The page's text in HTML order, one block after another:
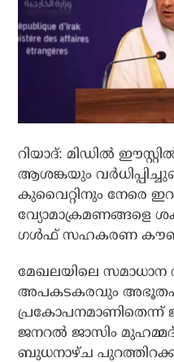
റിയാദ്: മിഡിൽ
ആശങ്കയും
കുവൈറ്റിനും നേരെ
വ്യോമാക്രമണങ്ങളെ
ഗൾഫ് സഹകരണ
മേഖലയിലെ സമാധാന
അപകടകരവും
പ്രകോപനമാണിതെന്ന്
ജനറൽ ജാസിം
ബുധനാഴ്ച